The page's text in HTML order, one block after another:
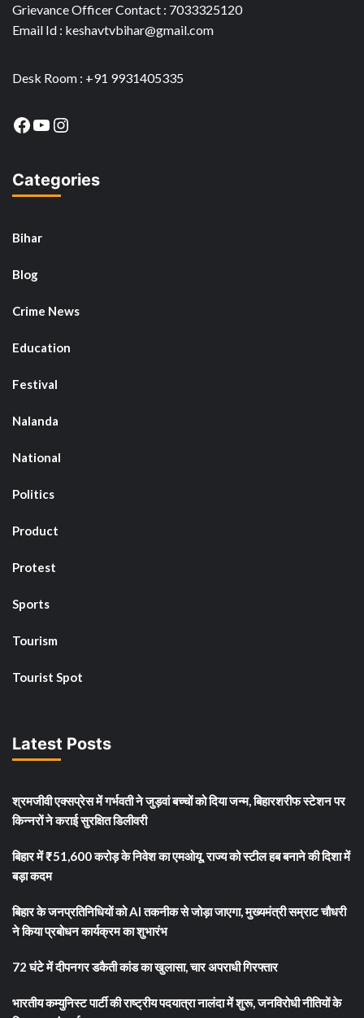
Grievance Officer Contact : 7033325120
Email Id : keshavtvbihar@gmail.com
Desk Room : +91 9931405335
Facebook
YouTube
Instagram
Categories
Bihar
Blog
Crime News
Education
Festival
Nalanda
National
Politics
Product
Protest
Sports
Tourism
Tourist Spot
Latest Posts
श्रमजीवी एक्सप्रेस में गर्भवती ने जुड़वां बच्चों को दिया जन्म, बिहारशरीफ स्टेशन पर
किन्नरों ने कराई सुरक्षित डिलीवरी
बिहार में ₹51,600 करोड़ के निवेश का एमओयू, राज्य को स्टील हब बनाने की दिशा में
बड़ा कदम
बिहार के जनप्रतिनिधियों को AI तकनीक से जोड़ा जाएगा, मुख्यमंत्री सम्राट चौधरी
ने किया प्रबोधन कार्यक्रम का शुभारंभ
72 घंटे में दीपनगर डकैती कांड का खुलासा, चार अपराधी गिरफ्तार
भारतीय कम्युनिस्ट पार्टी की राष्ट्रीय पदयात्रा नालंदा में शुरू, जनविरोधी नीतियों के